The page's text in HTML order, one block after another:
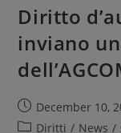
Diritto
inviano
December 10,
Diritti / News /